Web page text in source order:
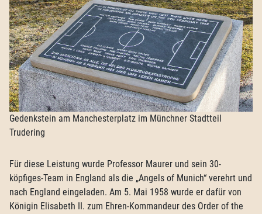
Gedenkstein am Manchesterplatz im Münchner Stadtteil
Trudering
Für diese Leistung wurde Professor Maurer und sein 30-
köpfiges-Team in England als die „Angels of Munich“ verehrt und
nach England eingeladen. Am 5. Mai 1958 wurde er dafür von
Königin Elisabeth II. zum Ehren-Kommandeur des Order of the